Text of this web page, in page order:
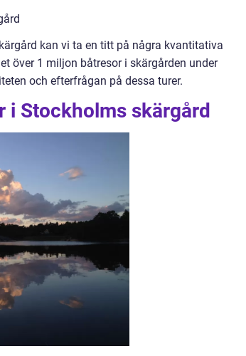
kan vi ta en titt på några kvantitativa
över 1 miljon båtresor i skärgården under
och efterfrågan på dessa turer.
i Stockholms skärgård